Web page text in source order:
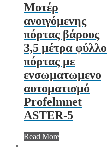
Μοτέρ
ανοιγόμενης
πόρτας βάρους
3,5 μέτρα φύλλο
πόρτας με
ενσωματωμενο
αυτοματισμό
Profelmnet
ASTER-5
Read More